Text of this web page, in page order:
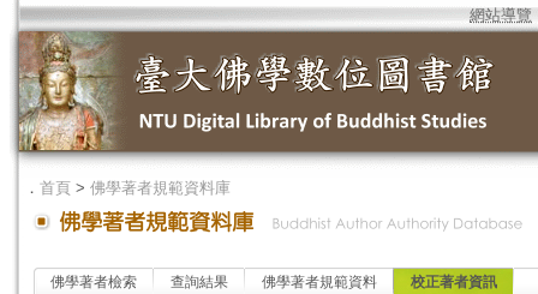
網站導覽
． 首頁 > 佛學著者規範資料庫
佛學著者檢索 查詢結果 佛學著者規範資料 校正著者資訊